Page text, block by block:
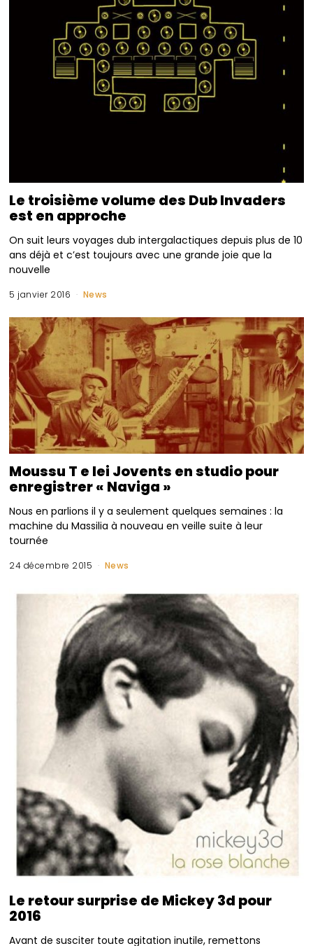
Le troisième volume des Dub Invaders
est en approche
On suit leurs voyages dub intergalactiques depuis plus de 10
ans déjà et c’est toujours avec une grande joie que la
nouvelle
5 janvier 2016 News
Moussu T e lei Jovents en studio pour
enregistrer « Naviga »
Nous en parlions il y a seulement quelques semaines : la
machine du Massilia à nouveau en veille suite à leur
tournée
24 décembre 2015 News
Le retour surprise de Mickey 3d pour
2016
Avant de susciter toute agitation inutile, remettons